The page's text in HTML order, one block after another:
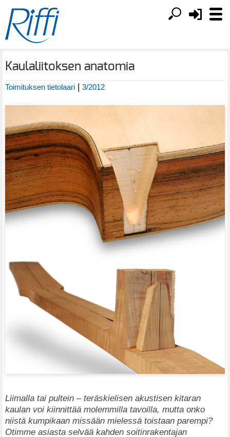
Kaulaliitoksen anatomia
Toimituksen tietolaari | 3/2012
Liimalla tai pultein – teräskielisen akustisen kitaran
kaulan voi kiinnittää molemmilla tavoilla, mutta onko
niistä kumpikaan missään mielessä toistaan parempi?
Otimme asiasta selvää kahden soitinrakentajan